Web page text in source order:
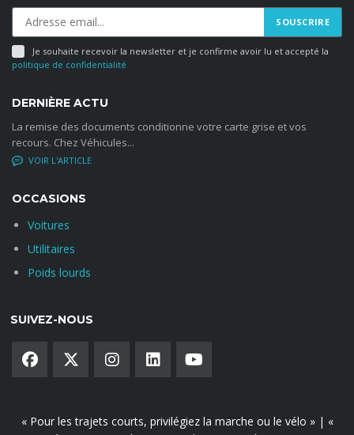
Je souhaite recevoir la newsletter et je confirme avoir lu et accepté la
politique de confidentialité
DERNIÈRE ACTU
La remise des documents conditionne votre carte grise et vos
recours. Chez Véhicules...
NO COMMENTS
OCCASIONS
Voitures
Utilitaires
Poids lourds
SUIVEZ-NOUS
« Pour les trajets courts, privilégiez la marche ou le vélo » | «